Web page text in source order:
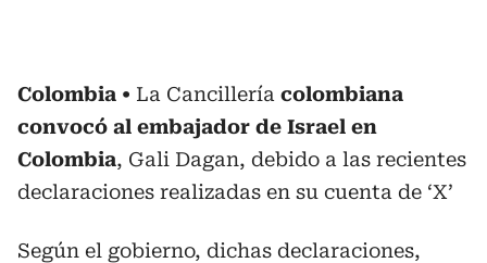
Colombia La Cancillería colombiana
convocó al embajador de Israel en
Colombia, Gali Dagan, debido a las recientes
declaraciones realizadas en su cuenta de ‘X’
Según el gobierno, dichas declaraciones,